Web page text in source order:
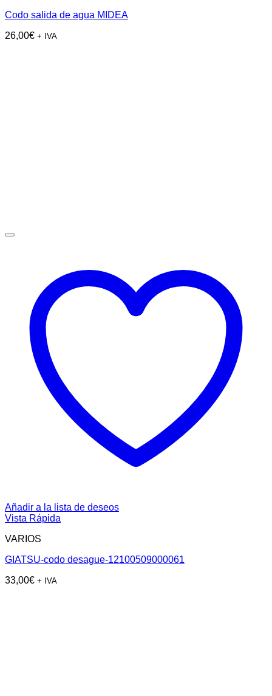
Codo salida de agua MIDEA
26,00€ + IVA
Añadir a la lista de deseos
Vista Rápida
VARIOS
GIATSU-codo desague-12100509000061
33,00€ + IVA